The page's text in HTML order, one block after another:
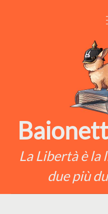
La Libertà è la
due più